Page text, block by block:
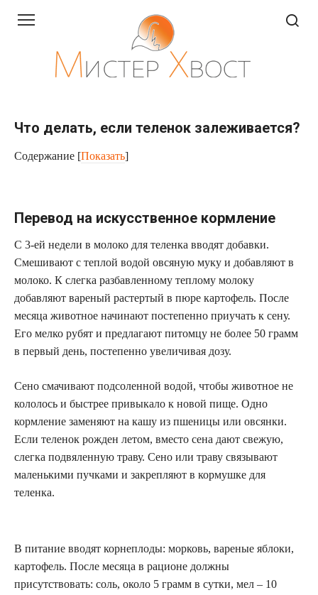
Что делать, если теленок залеживается?
Содержание [Показать]
Перевод на искусственное кормление
С 3-ей недели в молоко для теленка вводят добавки.
Смешивают с теплой водой овсяную муку и добавляют в
молоко. К слегка разбавленному теплому молоку
добавляют вареный растертый в пюре картофель. После
месяца животное начинают постепенно приучать к сену.
Его мелко рубят и предлагают питомцу не более 50 грамм
в первый день, постепенно увеличивая дозу.
Сено смачивают подсоленной водой, чтобы животное не
кололось и быстрее привыкало к новой пище. Одно
кормление заменяют на кашу из пшеницы или овсянки.
Если теленок рожден летом, вместо сена дают свежую,
слегка подвяленную траву. Сено или траву связывают
маленькими пучками и закрепляют в кормушке для
теленка.
В питание вводят корнеплоды: морковь, вареные яблоки,
картофель. После месяца в рационе должны
присутствовать: соль, около 5 грамм в сутки, мел – 10